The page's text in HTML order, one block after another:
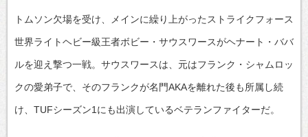
トムソン欠場を受け、メインに繰り上がったストライクフォース
世界ライトヘビー級王者ボビー・サウスワースがヘナート・ババ
ルを迎え撃つ一戦。サウスワースは、元はフランク・シャムロッ
クの愛弟子で、そのフランクが名門AKAを離れた後も所属し続
け、TUFシーズン1にも出演しているベテランファイターだ。